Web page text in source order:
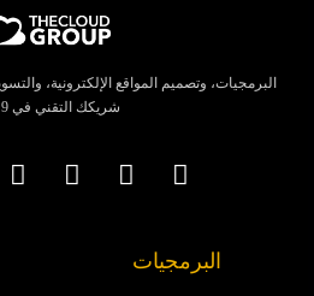
البرمجيات، وتصميم المواقع الإلكترونية،
شريكك التقني في 9 دول.
البرمجيات